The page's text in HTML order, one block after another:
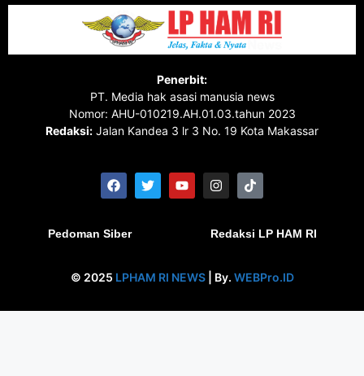
Penerbit:
PT. Media hak asasi manusia news
Nomor: AHU-010219.AH.01.03.tahun 2023
Redaksi: Jalan Kandea 3 lr 3 No. 19 Kota Makassar
Pedoman Siber Redaksi LP HAM RI
© 2025 LPHAM RI NEWS| By. WEBPro.ID